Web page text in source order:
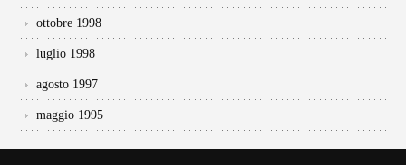
ottobre 1998
luglio 1998
agosto 1997
maggio 1995